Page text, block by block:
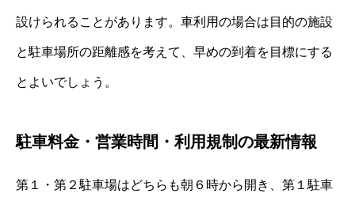
設けられることがあります。車利用の場合は目的の施設
と駐車場所の距離感を考えて、早めの到着を目標にする
とよいでしょう。
駐車料金・営業時間・利用規制の最新情報
第１・第２駐車場はどちらも朝６時から開き、第１駐車